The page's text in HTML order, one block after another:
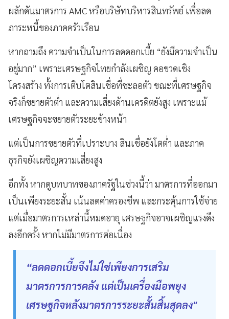
ผลักดันมาตรการ AMC หรือบริษัทบริหารสินทรัพย์ เพื่อลด
ภาระหนี้ของภาคครัวเรือน
หากถามถึง ความจำเป็นในการลดดอกเบี้ย “ยังมีความจำเป็น
อยู่มาก” เพราะเศรษฐกิจไทยกำลังเผชิญ คอขวดเชิง
โครงสร้าง ทั้งการเติบโตสินเชื่อที่ชะลอตัว ขณะที่เศรษฐกิจ
จริงก็ขยายตัวต่ำ และความเสี่ยงด้านเครดิตยังสูง เพราะแม้
เศรษฐกิจจะขยายตัวระยะข้างหน้า
แต่เป็นการขยายตัวที่เปราะบาง สินเชื่อยังโตต่ำ และภาค
ธุรกิจยังเผชิญความเสี่ยงสูง
อีกทั้ง หากดูบทบาทของภาครัฐในช่วงนี้ว่า มาตรการที่ออกมา
เป็นเพียงระยะสั้น เน้นลดค่าครองชีพ และกระตุ้นการใช้จ่าย
แต่เมื่อมาตรการเหล่านี้หมดอายุ เศรษฐกิจอาจเผชิญแรงดึง
ลงอีกครั้ง หากไม่มีมาตรการต่อเนื่อง
“ลดดอกเบี้ยจึงไม่ใช่เพียงการเสริม
มาตรการการคลัง แต่เป็นเครื่องมือพยุง
เศรษฐกิจหลังมาตรการระยะสั้นสิ้นสุดลง"